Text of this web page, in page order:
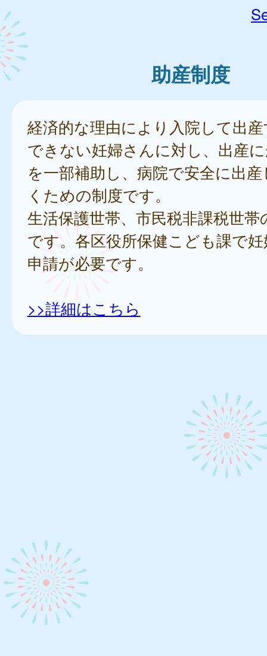
助産制度
経済的な理由により入院して出
できない妊婦さんに対し、出産
を一部補助し、病院で安全に出
くための制度です。
生活保護世帯、市民税非課税世帯
です。各区役所保健こども課で
申請が必要です。
>>詳細はこちら